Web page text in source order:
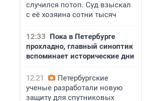
случился потоп. Суд взыскал
с её хозяина сотни тысяч
12:33 Пока в Петербурге
прохладно, главный синоптик
вспоминает исторические дни
12:21
Петербургские
ученые разработали новую
защиту для спутниковых